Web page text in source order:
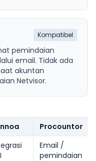
Kompatibel
pemindaian
email. Tidak ada
akuntan
Netvisor.
Procountor
Email /
pemindaian